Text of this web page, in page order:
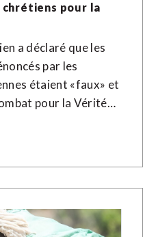
chrétiens pour la
a déclaré que les
par les
étaient «faux» et
pour la Vérité…